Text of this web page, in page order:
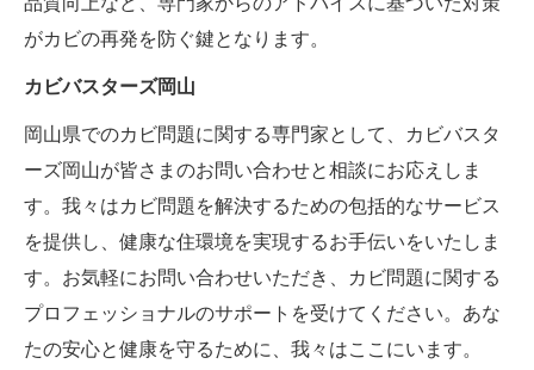
がカビの再発を防ぐ鍵となります。
カビバスターズ岡山
岡山県でのカビ問題に関する専門家として、カビバスタ
ーズ岡山が皆さまのお問い合わせと相談にお応えしま
す。我々はカビ問題を解決するための包括的なサービス
を提供し、健康な住環境を実現するお手伝いをいたしま
す。お気軽にお問い合わせいただき、カビ問題に関する
プロフェッショナルのサポートを受けてください。あな
たの安心と健康を守るために、我々はここにいます。